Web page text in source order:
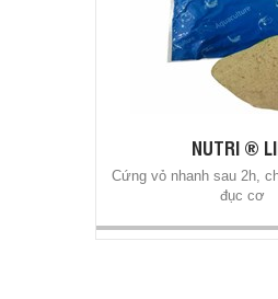
NUTRI ®
Cứng vỏ nhanh sau 2h,
đục cơ